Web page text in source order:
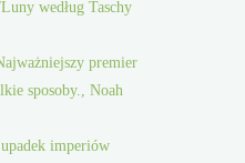
według Taschy
premier
sposoby., Noah
imperiów